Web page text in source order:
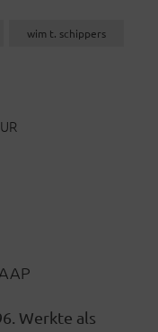
wim t. schippers
Werkte als